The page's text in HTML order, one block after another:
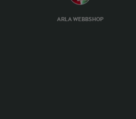
ARLA WEBBSHOP